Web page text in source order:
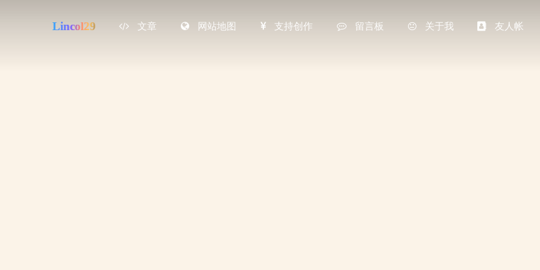
Lincol29 文章 网站地图 支持创作 留言板 关于我 友人帐